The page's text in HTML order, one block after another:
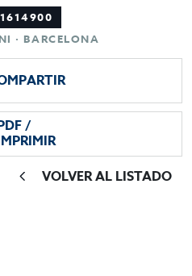
1614900
· BARCELONA
/
VOLVER AL LISTADO